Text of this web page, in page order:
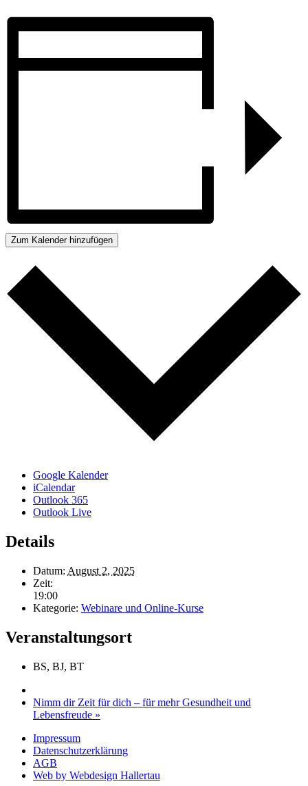
Zum Kalender hinzufügen
Google Kalender
iCalendar
Outlook 365
Outlook Live
Details
Datum: August 2, 2025
Zeit:
19:00
Kategorie: Webinare und Online-Kurse
Veranstaltungsort
BS, BJ, BT
Nimm dir Zeit für dich – für mehr Gesundheit und
Lebensfreude »
Impressum
Datenschutzerklärung
AGB
Web by Webdesign Hallertau